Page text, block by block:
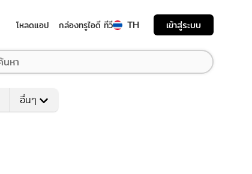
โหลดแอป กล่องทรูไอดี ทีวี TH เข้าสู่ระบบ
อื่นๆ